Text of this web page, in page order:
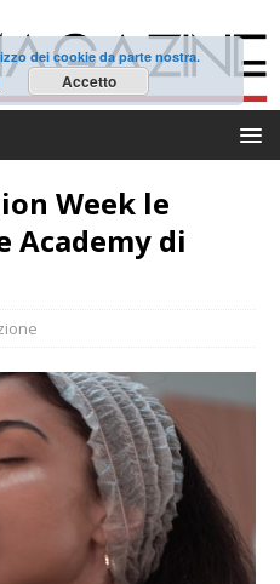
Week le
Academy di
dei cookie da parte nostra.
Accetto